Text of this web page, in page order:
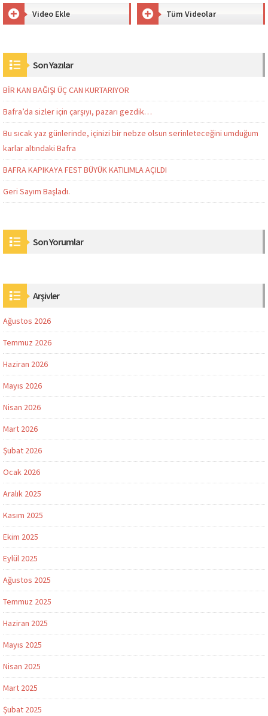
Video Ekle Tüm Videolar
Son Yazılar
BİR KAN BAĞIŞI ÜÇ CAN KURTARIYOR
Bafra’da sizler için çarşıyı, pazarı gezdik…
Bu sıcak yaz günlerinde, içinizi bir nebze olsun serinleteceğini umduğum
karlar altındaki Bafra
BAFRA KAPIKAYA FEST BÜYÜK KATILIMLA AÇILDI
Geri Sayım Başladı.
Son Yorumlar
Arşivler
Ağustos 2026
Temmuz 2026
Haziran 2026
Mayıs 2026
Nisan 2026
Mart 2026
Şubat 2026
Ocak 2026
Aralık 2025
Kasım 2025
Ekim 2025
Eylül 2025
Ağustos 2025
Temmuz 2025
Haziran 2025
Mayıs 2025
Nisan 2025
Mart 2025
Şubat 2025